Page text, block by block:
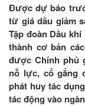
Được dự báo
từ giá dầu giảm
Tập đoàn Dầu
thành cơ bản
được Chính phủ
nỗ lực, cố gắng
phát huy tác
tác động vào